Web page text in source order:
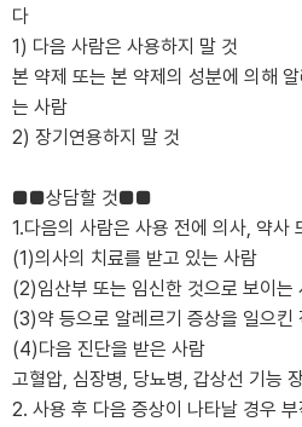
다
1) 다음 사람은 사용하지 말 것
본 약제 또는 본 약제의 성분에 의해
는 사람
2) 장기연용하지 말 것
■■상담할 것■■
1.다음의 사람은 사용 전에 의사, 약사
(1)의사의 치료를 받고 있는 사람
(2)임산부 또는 임신한 것으로 보이는
(3)약 등으로 알레르기 증상을 일으킨
(4)다음 진단을 받은 사람
고혈압, 심장병, 당뇨병, 갑상선 기능
2. 사용 후 다음 증상이 나타날 경우